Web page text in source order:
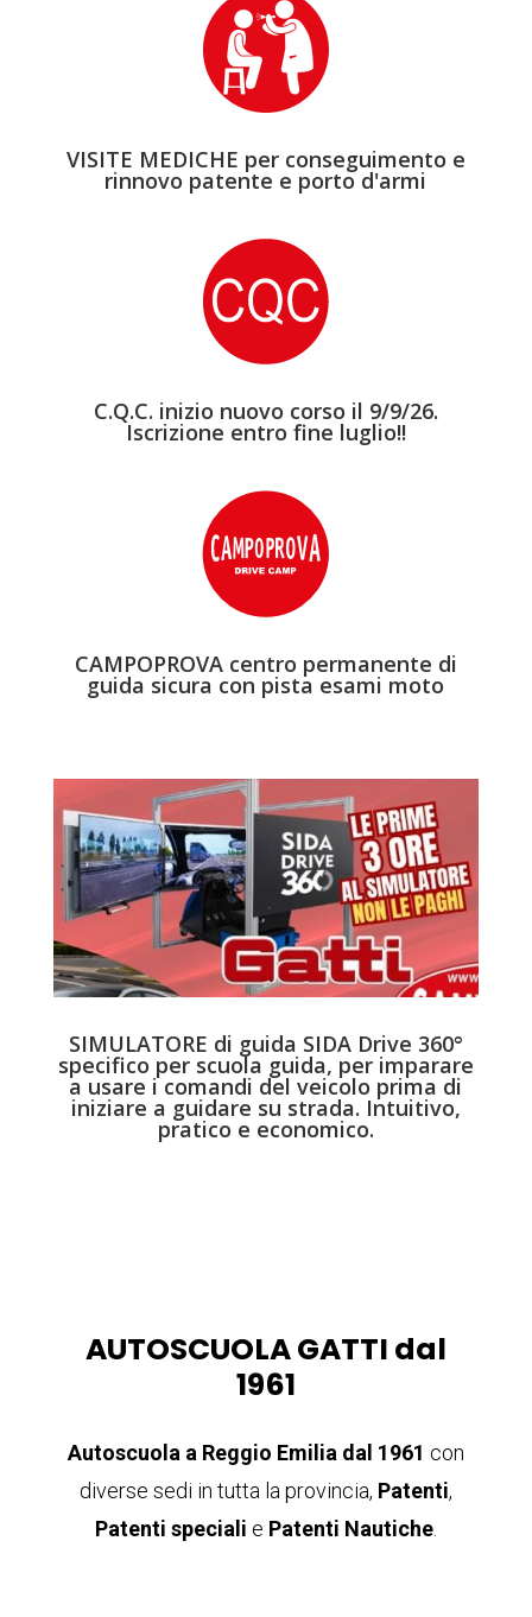
VISITE MEDICHE per conseguimento e
rinnovo patente e porto d'armi
C.Q.C. inizio nuovo corso il 9/9/26.
Iscrizione entro fine luglio!!
CAMPOPROVA centro permanente di
guida sicura con pista esami moto
SIMULATORE di guida SIDA Drive 360°
specifico per scuola guida, per imparare
a usare i comandi del veicolo prima di
iniziare a guidare su strada. Intuitivo,
pratico e economico.
AUTOSCUOLA GATTI dal
1961
Autoscuola a Reggio Emilia dal 1961 con
diverse sedi in tutta la provincia, Patenti,
Patenti speciali e Patenti Nautiche.